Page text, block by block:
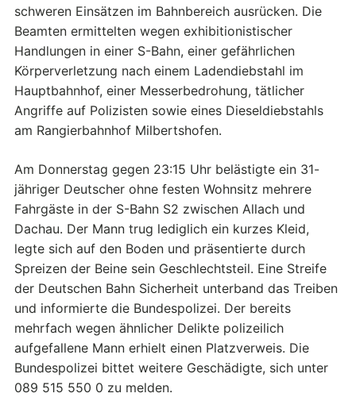
schweren Einsätzen im Bahnbereich ausrücken. Die
Beamten ermittelten wegen exhibitionistischer
Handlungen in einer S-Bahn, einer gefährlichen
Körperverletzung nach einem Ladendiebstahl im
Hauptbahnhof, einer Messerbedrohung, tätlicher
Angriffe auf Polizisten sowie eines Dieseldiebstahls
am Rangierbahnhof Milbertshofen.
Am Donnerstag gegen 23:15 Uhr belästigte ein 31-
jähriger Deutscher ohne festen Wohnsitz mehrere
Fahrgäste in der S-Bahn S2 zwischen Allach und
Dachau. Der Mann trug lediglich ein kurzes Kleid,
legte sich auf den Boden und präsentierte durch
Spreizen der Beine sein Geschlechtsteil. Eine Streife
der Deutschen Bahn Sicherheit unterband das Treiben
und informierte die Bundespolizei. Der bereits
mehrfach wegen ähnlicher Delikte polizeilich
aufgefallene Mann erhielt einen Platzverweis. Die
Bundespolizei bittet weitere Geschädigte, sich unter
089 515 550 0 zu melden.